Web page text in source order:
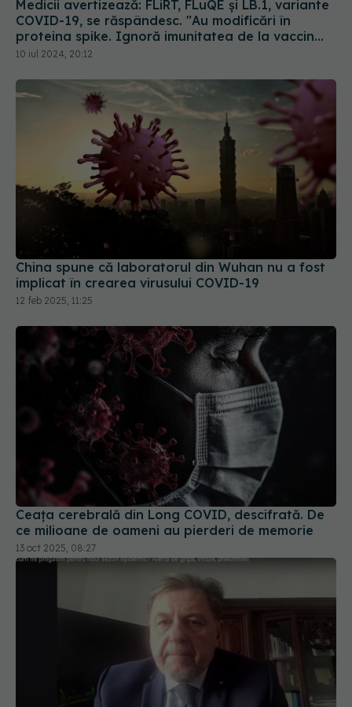
proteina spike. Ignoră imunitatea de la vaccin
sau infectarea anterioară
10 iul 2024, 20:12
China spune că laboratorul din Wuhan nu a fost
implicat în crearea virusului COVID-19
12 feb 2025, 11:25
Ceața cerebrală din Long COVID, descifrată. De
ce milioane de oameni au pierderi de memorie
13 oct 2025, 08:27